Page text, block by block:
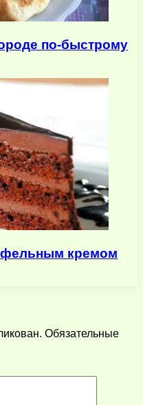
по-быстрому
кремом
Обязательные